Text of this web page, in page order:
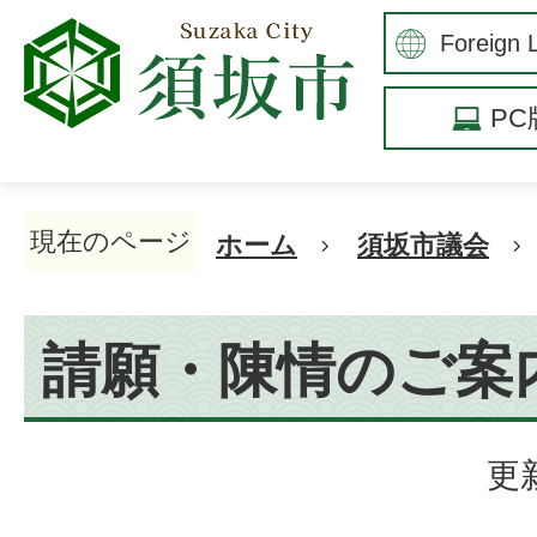
PC
現在のページ ホーム 須坂市議会
請願・陳情のご案
更